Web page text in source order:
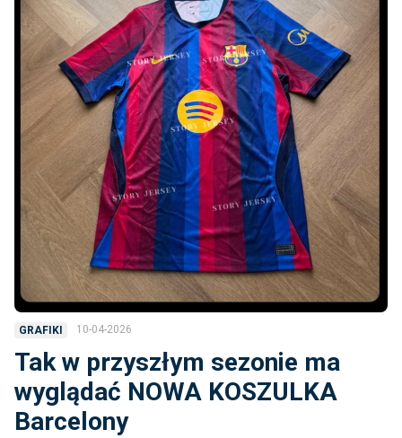
GRAFIKI 10-04-2026
Tak w przyszłym sezonie ma
wyglądać NOWA KOSZULKA
Barcelony